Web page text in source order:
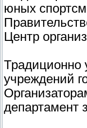
юных
Центр
Традиционно
учреждений
департамент